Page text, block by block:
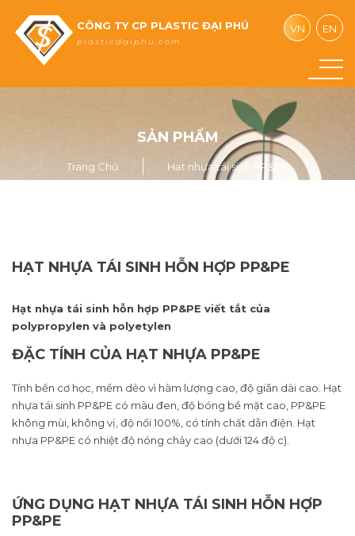
CÔNG TY CP PLASTIC ĐẠI PHÚ
plasticdaiphu.com
VN EN
SẢN PHẨM
Trang Chủ Hạt nhựa tái sinh PP&PE
HẠT NHỰA TÁI SINH HỖN HỢP PP&PE
Hạt nhựa tái sinh hỗn hợp PP&PE viết tắt của
polypropylen và polyetylen
ĐẶC TÍNH CỦA HẠT NHỰA PP&PE
Tính bền cơ học, mềm dẻo vì hàm lượng cao, độ giãn dài cao. Hạt
nhựa tái sinh PP&PE có màu đen, độ bóng bề mặt cao, PP&PE
không mùi, không vị, độ nổi 100%, có tính chất dẫn điện. Hạt
nhựa PP&PE có nhiệt độ nóng chảy cao (dưới 124 độ c).
ỨNG DỤNG HẠT NHỰA TÁI SINH HỖN HỢP
PP&PE